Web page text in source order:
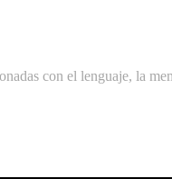
con el lenguaje, la